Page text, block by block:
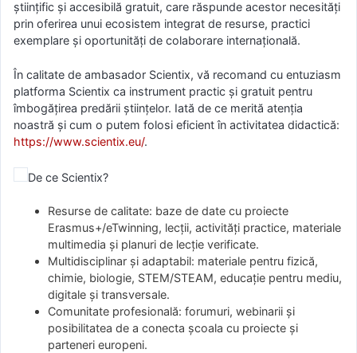
științific și accesibilă gratuit, care răspunde acestor necesități
prin oferirea unui ecosistem integrat de resurse, practici
exemplare și oportunități de colaborare internațională.
În calitate de ambasador Scientix, vă recomand cu entuziasm
platforma Scientix ca instrument practic și gratuit pentru
îmbogățirea predării științelor. Iată de ce merită atenția
noastră și cum o putem folosi eficient în activitatea didactică:
https://www.scientix.eu/.
De ce Scientix?
Resurse de calitate: baze de date cu proiecte
Erasmus+/eTwinning, lecții, activități practice, materiale
multimedia și planuri de lecție verificate.
Multidisciplinar şi adaptabil: materiale pentru fizică,
chimie, biologie, STEM/STEAM, educație pentru mediu,
digitale şi transversale.
Comunitate profesională: forumuri, webinarii și
posibilitatea de a conecta școala cu proiecte şi
parteneri europeni.